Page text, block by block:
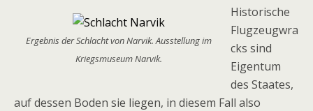
Ergebnis der Schlacht von Narvik. Ausstellung im
Kriegsmuseum Narvik.
Historische
Flugzeugwra
cks sind
Eigentum
des Staates,
auf dessen Boden sie liegen, in diesem Fall also